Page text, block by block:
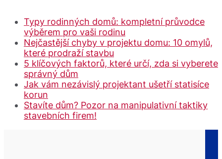
Typy rodinných domů: kompletní průvodce
výběrem pro vaši rodinu
Nejčastější chyby v projektu domu: 10 omylů,
které prodraží stavbu
5 klíčových faktorů, které určí, zda si vyberete
správný dům
Jak vám nezávislý projektant ušetří statisíce
korun
Stavíte dům? Pozor na manipulativní taktiky
stavebních firem!